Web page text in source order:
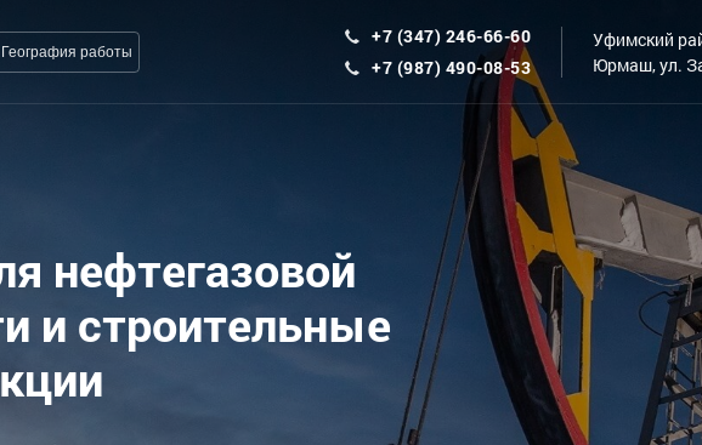
География работы
+7 (347) 246-66-60
+7 (987) 490-08-53
Уфимский
Юрмаш, ул.
нефтегазовой
и строительные